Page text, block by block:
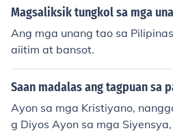
Magsaliksik tungkol sa mga
Ang mga unang tao sa
aiitim at bansot.
Saan madalas ang tagpuan sa
Ayon sa mga Kristiyano,
g Diyos Ayon sa mga